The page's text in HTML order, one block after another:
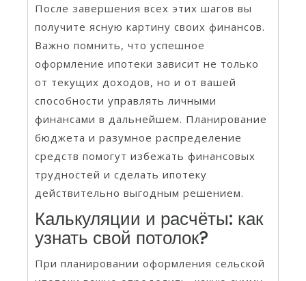
После завершения всех этих шагов вы
получите ясную картину своих финансов.
Важно помнить, что успешное
оформление ипотеки зависит не только
от текущих доходов, но и от вашей
способности управлять личными
финансами в дальнейшем. Планирование
бюджета и разумное распределение
средств помогут избежать финансовых
трудностей и сделать ипотеку
действительно выгодным решением.
Калькуляции и расчёты: как
узнать свой потолок?
При планировании оформления сельской